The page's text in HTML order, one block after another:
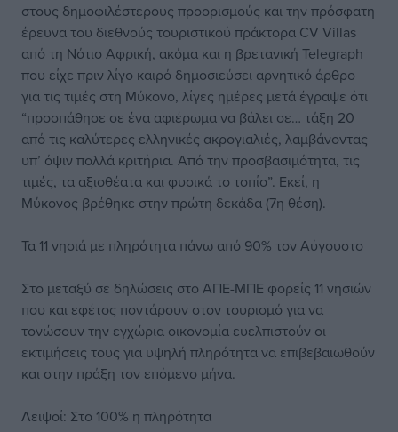
στους δημοφιλέστερους προορισμούς και την πρόσφατη
έρευνα του διεθνούς τουριστικού πράκτορα CV Villas
από τη Νότιο Αφρική, ακόμα και η βρετανική Telegraph
που είχε πριν λίγο καιρό δημοσιεύσει αρνητικό άρθρο
για τις τιμές στη Μύκονο, λίγες ημέρες μετά έγραψε ότι
“προσπάθησε σε ένα αφιέρωμα να βάλει σε… τάξη 20
από τις καλύτερες ελληνικές ακρογιαλιές, λαμβάνοντας
υπ’ όψιν πολλά κριτήρια. Από την προσβασιμότητα, τις
τιμές, τα αξιοθέατα και φυσικά το τοπίο”. Εκεί, η
Μύκονος βρέθηκε στην πρώτη δεκάδα (7η θέση).
Τα 11 νησιά με πληρότητα πάνω από 90% τον Αύγουστο
Στο μεταξύ σε δηλώσεις στο ΑΠΕ-ΜΠΕ φορείς 11 νησιών
που και εφέτος ποντάρουν στον τουρισμό για να
τονώσουν την εγχώρια οικονομία ευελπιστούν οι
εκτιμήσεις τους για υψηλή πληρότητα να επιβεβαιωθούν
και στην πράξη τον επόμενο μήνα.
Λειψοί: Στο 100% η πληρότητα